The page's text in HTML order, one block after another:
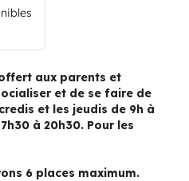
aux parents et
et de se faire de
et les jeudis de 9h à
à 20h30. Pour les
6 places maximum.